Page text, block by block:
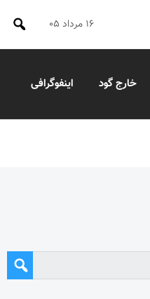
۱۶ مرداد ۰۵
خارج گود اینفوگرافی